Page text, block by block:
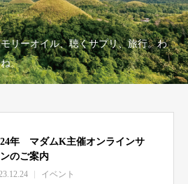
リーオイル、聴くサプリ、旅行。わ
。
年 マダムK主催オンラインサ
のご案内
イベント